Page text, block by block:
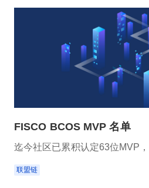
FISCO BCOS MVP 名单
迄今社区已累积认定63位MVP
联盟链